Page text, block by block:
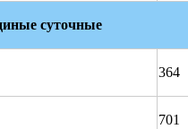
суточные
364
701